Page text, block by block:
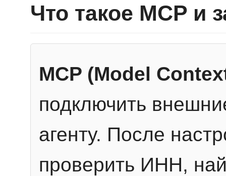
Что такое MCP и
MCP (Model
подключить
агенту. После
проверить ИНН,